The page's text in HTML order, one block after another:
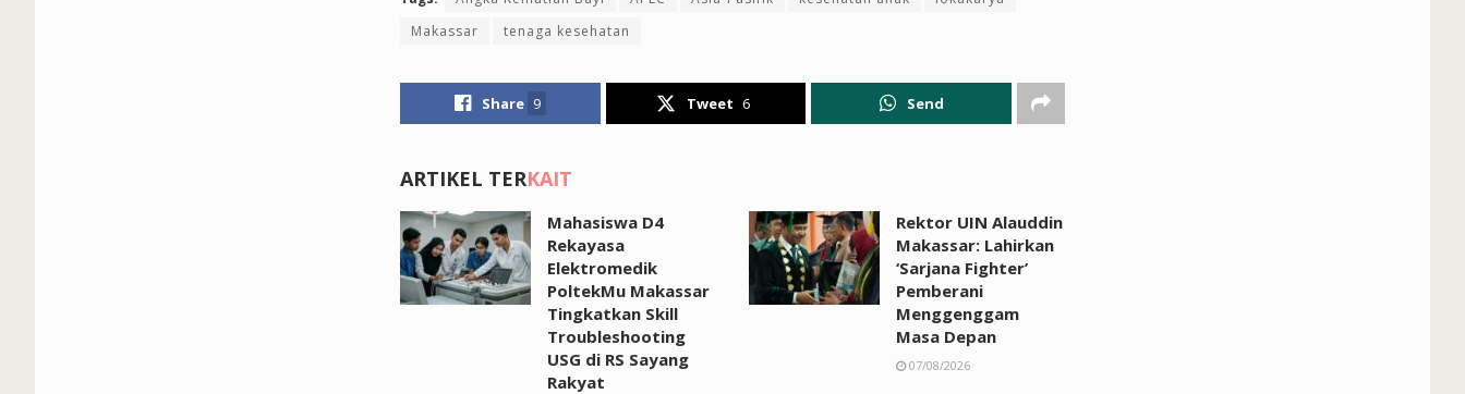
Makassar
tenaga kesehatan
Share 9 Tweet 6 Send
ARTIKEL TERKAIT
Mahasiswa D4
Rekayasa
Elektromedik
PoltekMu Makassar
Tingkatkan Skill
Troubleshooting
USG di RS Sayang
Rakyat
Rektor UIN Alauddin
Makassar: Lahirkan
‘Sarjana Fighter’
Pemberani
Menggenggam
Masa Depan
07/08/2026